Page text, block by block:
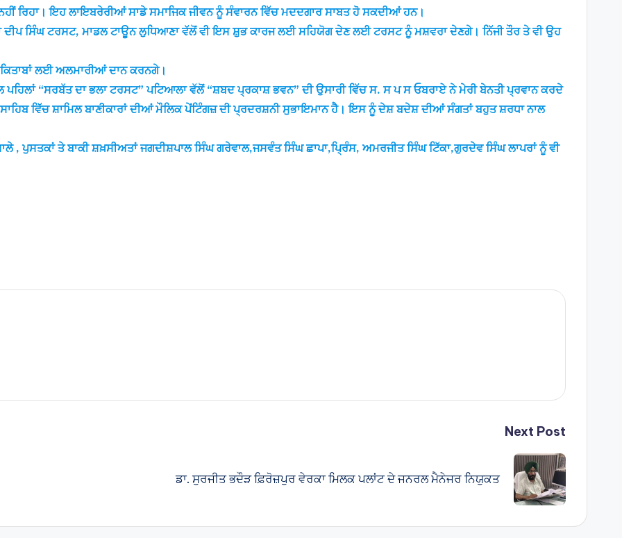
ਰਿਹਾ। ਇਹ ਲਾਇਬਰੇਰੀਆਂ ਸਾਡੇ ਸਮਾਜਿਕ ਜੀਵਨ ਨੂੰ ਸੰਵਾਰਨ ਵਿੱਚ ਮਦਦਗਾਰ ਸਾਬਤ ਹੋ ਸਕਦੀਆਂ ਹਨ।
ਸਿੰਘ ਟਰਸਟ, ਮਾਡਲ ਟਾਊਨ ਲੁਧਿਆਣਾ ਵੱਲੋਂ ਵੀ ਇਸ ਸ਼ੁਭ ਕਾਰਜ ਲਈ ਸਹਿਯੋਗ ਦੇਣ ਲਈ ਟਰਸਟ ਨੂੰ ਮਸ਼ਵਰਾ ਦੇਣਗੇ। ਨਿੱਜੀ ਤੌਰ ਤੇ ਵੀ ਉਹ
ਲਈ ਅਲਮਾਰੀਆਂ ਦਾਨ ਕਰਨਗੇ।
“ਸਰਬੱਤ ਦਾ ਭਲਾ ਟਰਸਟ” ਪਟਿਆਲਾ ਵੱਲੋਂ “ਸ਼ਬਦ ਪ੍ਰਕਾਸ਼ ਭਵਨ” ਦੀ ਉਸਾਰੀ ਵਿੱਚ ਸ. ਸ ਪ ਸ ਓਬਰਾਏ ਨੇ ਮੇਰੀ ਬੇਨਤੀ ਪ੍ਰਵਾਨ ਕਰਦੇ
ਵਿੱਚ ਸ਼ਾਮਿਲ ਬਾਣੀਕਾਰਾਂ ਦੀਆਂ ਮੌਲਿਕ ਪੇਂਟਿੰਗਜ਼ ਦੀ ਪ੍ਰਦਰਸ਼ਨੀ ਸੁਭਾਇਮਾਨ ਹੈ। ਇਸ ਨੂੰ ਦੇਸ਼ ਬਦੇਸ਼ ਦੀਆਂ ਸੰਗਤਾਂ ਬਹੁਤ ਸ਼ਰਧਾ ਨਾਲ
, ਪੁਸਤਕਾਂ ਤੇ ਬਾਕੀ ਸ਼ਖ਼ਸੀਅਤਾਂ ਜਗਦੀਸ਼ਪਾਲ ਸਿੰਘ ਗਰੇਵਾਲ,ਜਸਵੰਤ ਸਿੰਘ ਛਾਪਾ,ਪ੍ਰਿੰਸ, ਅਮਰਜੀਤ ਸਿੰਘ ਟਿੱਕਾ,ਗੁਰਦੇਵ ਸਿੰਘ ਲਾਪਰਾਂ ਨੂੰ ਵੀ
Next Post
ਡਾ. ਸੁਰਜੀਤ ਭਦੌੜ ਫ਼ਿਰੋਜ਼ਪੁਰ ਵੇਰਕਾ ਮਿਲਕ ਪਲਾਂਟ ਦੇ ਜਨਰਲ ਮੈਨੇਜਰ ਨਿਯੁਕਤ